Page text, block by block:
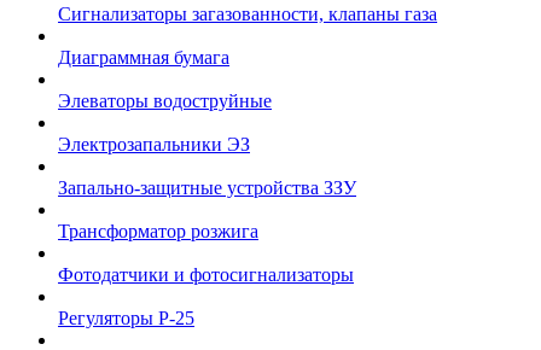
Сигнализаторы загазованности, клапаны газа
Диаграммная бумага
Элеваторы водоструйные
Электрозапальники ЭЗ
Запально-защитные устройства ЗЗУ
Трансформатор розжига
Фотодатчики и фотосигнализаторы
Регуляторы Р-25